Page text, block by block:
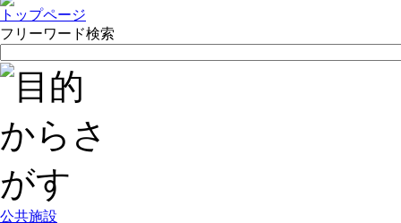
トップページ
フリーワード検索
公共施設